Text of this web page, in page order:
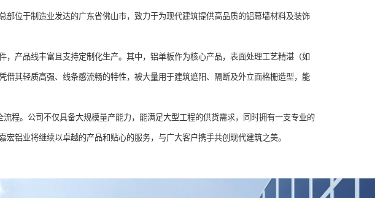
位于制造业发达的广东省佛山市，致力于为现代建筑提供高品质的铝幕墙材料及装饰
产品线丰富且支持定制化生产。其中，铝单板作为核心产品，表面处理工艺精湛（如
其轻质高强、线条感流畅的特性，被大量用于建筑遮阳、隔断及外立面格栅造型，能
程。公司不仅具备大规模量产能力，能满足大型工程的供货需求，同时拥有一支专业的
铝业将继续以卓越的产品和贴心的服务，与广大客户携手共创现代建筑之美。